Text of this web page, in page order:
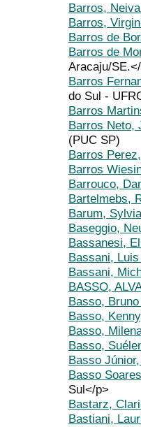
Barros,
Barros,
Barros de
Barros de
Aracaju/
Barros
do Sul -
Barros
Barros Neto,
(PUC SP)
Barros
Barros
Barrouco,
Bartelmebs,
Barum,
Baseggio,
Bassanesi,
Bassani,
Bassani,
BASSO,
Basso,
Basso, Kenny
Basso,
Basso,
Basso
Basso
Sul</p>
Bastarz,
Bastiani,